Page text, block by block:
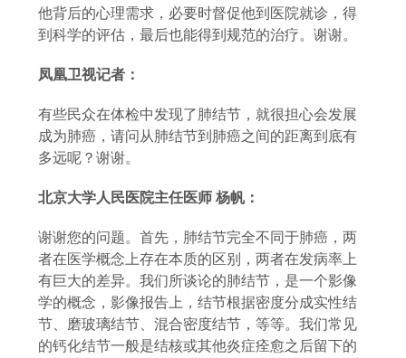
他背后的心理需求，必要时督促他到医院就诊，得
到科学的评估，最后也能得到规范的治疗。谢谢。
凤凰卫视记者：
有些民众在体检中发现了肺结节，就很担心会发展
成为肺癌，请问从肺结节到肺癌之间的距离到底有
多远呢？谢谢。
北京大学人民医院主任医师 杨帆：
谢谢您的问题。首先，肺结节完全不同于肺癌，两
者在医学概念上存在本质的区别，两者在发病率上
有巨大的差异。我们所谈论的肺结节，是一个影像
学的概念，影像报告上，结节根据密度分成实性结
节、磨玻璃结节、混合密度结节，等等。我们常见
的钙化结节一般是结核或其他炎症痊愈之后留下的